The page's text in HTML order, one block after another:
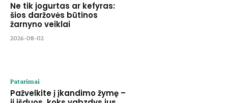
Ne tik jogurtas ar kefyras:
šios daržovės būtinos
žarnyno veiklai
2026-08-02
Patarimai
Pažvelkite į įkandimo žymę –